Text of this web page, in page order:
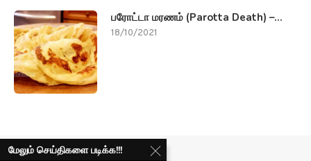
பரோட்டா மரணம் (Parotta Death) –...
18/10/2021
மேலும் செய்திகளை படிக்க!!!